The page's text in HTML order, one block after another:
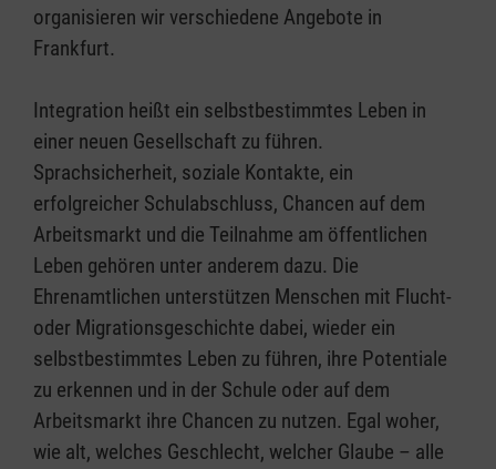
organisieren wir verschiedene Angebote in
Frankfurt.
Integration heißt ein selbstbestimmtes Leben in
einer neuen Gesellschaft zu führen.
Sprachsicherheit, soziale Kontakte, ein
erfolgreicher Schulabschluss, Chancen auf dem
Arbeitsmarkt und die Teilnahme am öffentlichen
Leben gehören unter anderem dazu. Die
Ehrenamtlichen unterstützen Menschen mit Flucht-
oder Migrationsgeschichte dabei, wieder ein
selbstbestimmtes Leben zu führen, ihre Potentiale
zu erkennen und in der Schule oder auf dem
Arbeitsmarkt ihre Chancen zu nutzen. Egal woher,
wie alt, welches Geschlecht, welcher Glaube – alle